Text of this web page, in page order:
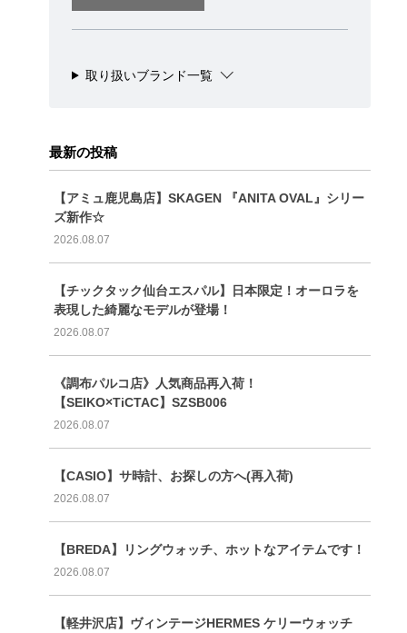
取り扱いブランド一覧
最新の投稿
【アミュ鹿児島店】SKAGEN 『ANITA OVAL』シリー
ズ新作☆
2026.08.07
【チックタック仙台エスパル】日本限定！オーロラを
表現した綺麗なモデルが登場！
2026.08.07
《調布パルコ店》人気商品再入荷！
【SEIKO×TiCTAC】SZSB006
2026.08.07
【CASIO】サ時計、お探しの方へ(再入荷)
2026.08.07
【BREDA】リングウォッチ、ホットなアイテムです！
2026.08.07
【軽井沢店】ヴィンテージHERMES ケリーウォッチ